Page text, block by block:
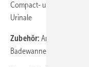
Compact- und XL-
Urinale
Zubehör: Armatur Cult,
Badewannen und